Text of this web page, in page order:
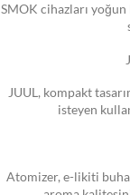
SMOK cihazları
JUUL, kompakt
isteyen
Atomizer, e-likiti